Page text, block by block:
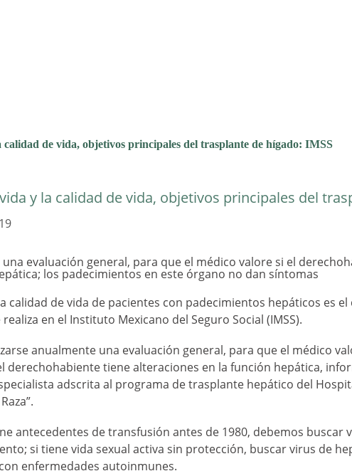
de vida, objetivos principales del trasplante de hígado: IMSS
y la calidad de vida, objetivos principales del
evaluación general, para que el médico valore si el
los padecimientos en este órgano no dan síntomas
calidad de vida de pacientes con padecimientos hepáticos es
en el Instituto Mexicano del Seguro Social (IMSS).
anualmente una evaluación general, para que el médico
derechohabiente tiene alteraciones en la función hepática,
adscrita al programa de trasplante hepático del
antecedentes de transfusión antes de 1980, debemos buscar
si tiene vida sexual activa sin protección, buscar virus de
enfermedades autoinmunes.